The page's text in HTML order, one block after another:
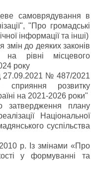
самоврядування в
"Про громадські
інформації та інші)
до деяких законів
рівні місцевого
року
27.09.2021 № 487/2021
сприяння розвитку
на 2021-2026 роки"
плану
Національної
суспільства
р. Із змінами «Про
у формуванні та